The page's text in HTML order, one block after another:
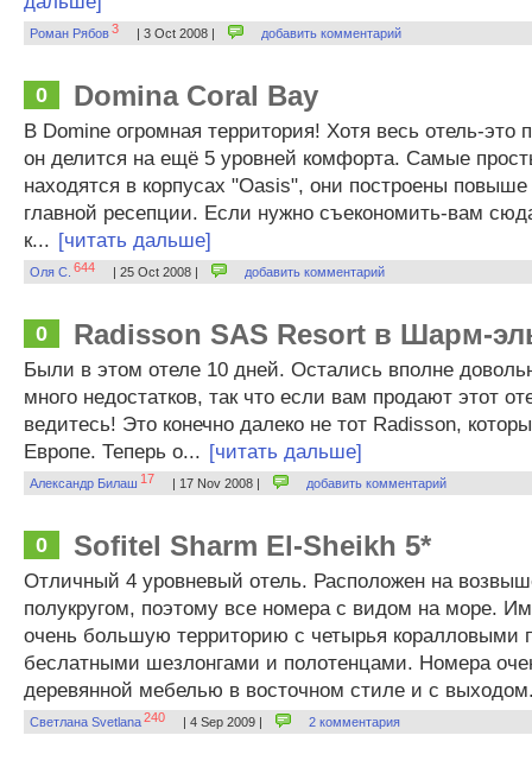
Роман Рябов3 | 3 Oct 2008 | добавить комментарий
0 Domina Coral Bay
В Domine огромная территория! Хотя весь отель-это
он делится на ещё 5 уровней комфорта. Самые
находятся в корпусах "Oasis", они построены
главной ресепции. Если нужно съекономить-вам
к... [читать дальше]
Оля С. 644 | 25 Oct 2008 | добавить комментарий
0 Radisson SAS Resort в Шарм-
Были в этом отеле 10 дней. Остались вполне
много недостатков, так что если вам продают этот
ведитесь! Это конечно далеко не тот Radisson,
Европе. Теперь о... [читать дальше]
Александр Билаш 17 | 17 Nov 2008 | добавить комментарий
0 Sofitel Sharm El-Sheikh 5*
Отличный 4 уровневый отель. Расположен на
полукругом, поэтому все номера с видом на море.
очень большую территорию с четырья коралловыми
беслатными шезлонгами и полотенцами. Номера
деревянной мебелью в восточном стиле и с
Светлана Svetlana240 | 4 Sep 2009 | 2 комментария